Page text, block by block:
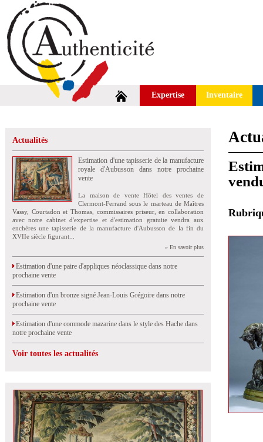
Expertise Inventaire
Actualités
Estimation d'une tapisserie de la manufacture
royale d'Aubusson dans notre prochaine
vente
La maison de vente Hôtel des ventes de
Clermont-Ferrand sous le marteau de Maîtres
Vassy, Courtadon et Thomas, commissaires priseur, en collaboration
avec notre cabinet d'expertise et d'estimation gratuite vendra aux
enchères une tapisserie de la manufacture d'Aubusson de la fin du
XVIIe siècle figurant...
» En savoir plus
Estimation d'une paire d'appliques néoclassique dans notre
prochaine vente
Estimation d'un bronze signé Jean-Louis Grégoire dans notre
prochaine vente
Estimation d'une commode mazarine dans le style des Hache dans
notre prochaine vente
Voir toutes les actualités